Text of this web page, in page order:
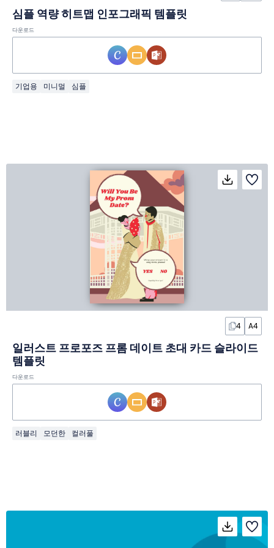
심플 역량 히트맵 인포그래픽 템플릿
다운로드
기업용 미니멀 심플
4 A4
일러스트 프로포즈 프롬 데이트 초대 카드 슬라이드
템플릿
다운로드
러블리 모던한 컬러풀